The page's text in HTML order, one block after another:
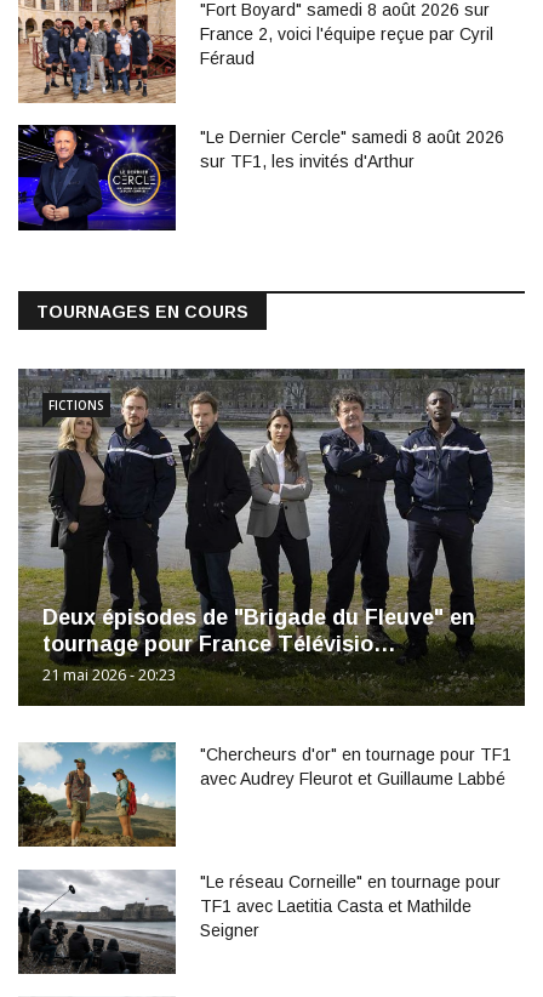
"Fort Boyard" samedi 8 août 2026 sur
France 2, voici l'équipe reçue par Cyril
Féraud
"Le Dernier Cercle" samedi 8 août 2026
sur TF1, les invités d'Arthur
TOURNAGES EN COURS
Deux épisodes de "Brigade du Fleuve" en
tournage pour France Télévisio…
21 mai 2026 - 20:23
FICTIONS
"Chercheurs d'or" en tournage pour TF1
avec Audrey Fleurot et Guillaume Labbé
"Le réseau Corneille" en tournage pour
TF1 avec Laetitia Casta et Mathilde
Seigner